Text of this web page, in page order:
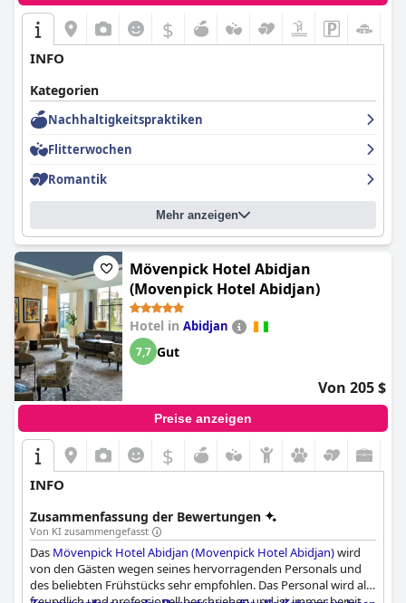
$
INFO
Kategorien
Nachhaltigkeitspraktiken
Flitterwochen
Romantik
Mehr anzeigen
Mövenpick Hotel Abidjan
(Movenpick Hotel Abidjan)
Hotel in Abidjan
7,7 Gut
Von 205 $
Preise anzeigen
$
INFO
Zusammenfassung der Bewertungen
Von KI zusammengefasst
Das Mövenpick Hotel Abidjan (Movenpick Hotel Abidjan)wird
von den Gästen wegen seines hervorragenden Personals und
des beliebten Frühstücks sehr empfohlen. Das Personal wird als